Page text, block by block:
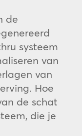
de
systeem
van
van
Hoe
de schat
die je